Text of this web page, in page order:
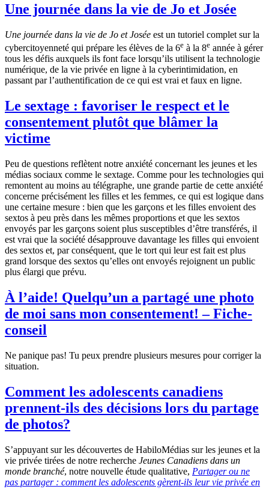
Une journée dans la vie de Jo et Josée
Une journée dans la vie de Jo et Josée est un tutoriel complet sur la
cybercitoyenneté qui prépare les élèves de la 6e à la 8e année à gérer
tous les défis auxquels ils font face lorsqu’ils utilisent la technologie
numérique, de la vie privée en ligne à la cyberintimidation, en
passant par l’authentification de ce qui est vrai et faux en ligne.
Le sextage : favoriser le respect et le
consentement plutôt que blâmer la
victime
Peu de questions reflètent notre anxiété concernant les jeunes et les
médias sociaux comme le sextage. Comme pour les technologies qui
remontent au moins au télégraphe, une grande partie de cette anxiété
concerne précisément les filles et les femmes, ce qui est logique dans
une certaine mesure : bien que les garçons et les filles envoient des
sextos à peu près dans les mêmes proportions et que les sextos
envoyés par les garçons soient plus susceptibles d’être transférés, il
est vrai que la société désapprouve davantage les filles qui envoient
des sextos et, par conséquent, que le tort qui leur est fait est plus
grand lorsque des sextos qu’elles ont envoyés rejoignent un public
plus élargi que prévu.
À l’aide! Quelqu’un a partagé une photo
de moi sans mon consentement! – Fiche-
conseil
Ne panique pas! Tu peux prendre plusieurs mesures pour corriger la
situation.
Comment les adolescents canadiens
prennent-ils des décisions lors du partage
de photos?
S’appuyant sur les découvertes de HabiloMédias sur les jeunes et la
vie privée tirées de notre recherche Jeunes Canadiens dans un
monde branché, notre nouvelle étude qualitative, Partager ou ne
pas partager : comment les adolescents gèrent-ils leur vie privée en